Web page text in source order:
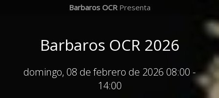
Barbaros OCRPresenta
Barbaros OCR 2026
domingo, 08 de febrero de 2026 08:00 -
14:00